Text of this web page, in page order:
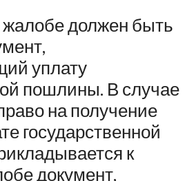
жалобе должен быть
уплату
пошлины. В случае
на получение
государственной
к
документ,